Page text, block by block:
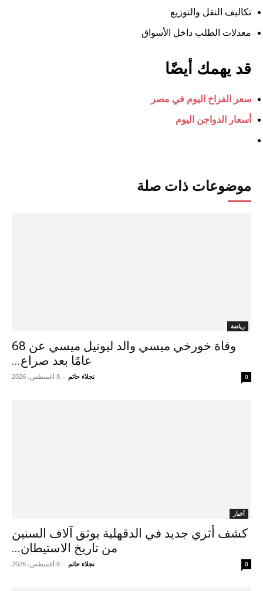
تكاليف النقل والتوزيع
معدلات الطلب داخل الأسواق
قد يهمك أيضًا
سعر الفراخ اليوم في مصر
أسعار الدواجن اليوم
موضوعات ذات صلة
رياضة
وفاة خورخي ميسي والد ليونيل ميسي عن 68
عامًا بعد صراع...
نجلاء حاتم - 8 أغسطس، 2026 0
أخبار
كشف أثري جديد في الدقهلية يوثق آلاف السنين
من تاريخ الاستيطان...
نجلاء حاتم - 8 أغسطس، 2026 0